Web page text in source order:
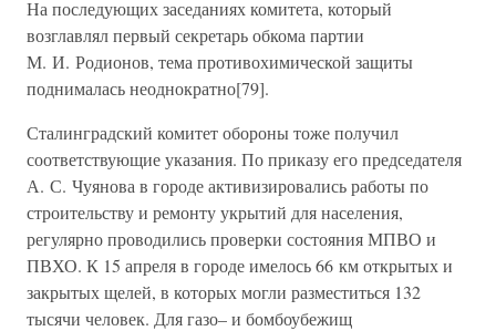
На последующих заседаниях комитета, который
возглавлял первый секретарь обкома партии
М. И. Родионов, тема противохимической защиты
поднималась неоднократно[79].
Сталинградский комитет обороны тоже получил
соответствующие указания. По приказу его председателя
А. С. Чуянова в городе активизировались работы по
строительству и ремонту укрытий для населения,
регулярно проводились проверки состояния МПВО и
ПВХО. К 15 апреля в городе имелось 66 км открытых и
закрытых щелей, в которых могли разместиться 132
тысячи человек. Для газо– и бомбоубежищ